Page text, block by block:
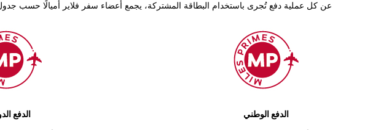
عن كل عملية دفع تُجرى باستخدام البطاقة المشتركة، يجمع أعضاء سفر فلاير أميالًا حسب
الدفع الوطني الدفع